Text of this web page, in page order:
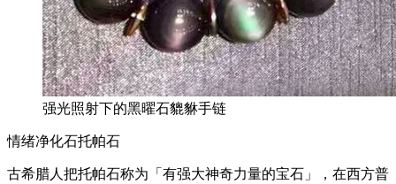
强光照射下的黑曜石貔貅手链
情绪净化石托帕石
古希腊人把托帕石称为「有强大神奇力量的宝石」，在西方普